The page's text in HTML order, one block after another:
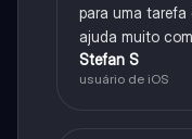
para uma tarefa
ajuda muito
Stefan S
usuário de iOS